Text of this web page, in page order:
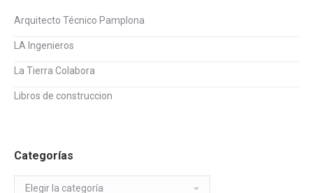
Arquitecto Técnico Pamplona
LA Ingenieros
La Tierra Colabora
Libros de construccion
Categorías
Categorías